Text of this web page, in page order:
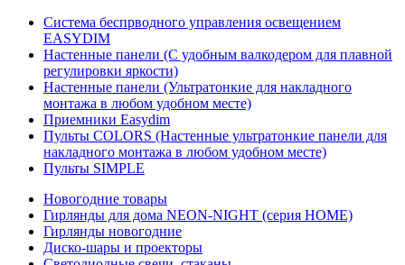
Система беспрводного управления освещением
EASYDIM
Настенные панели (С удобным валкодером для плавной
регулировки яркости)
Настенные панели (Ультратонкие для накладного
монтажа в любом удобном месте)
Приемники Easydim
Пульты COLORS (Настенные ультратонкие панели для
накладного монтажа в любом удобном месте)
Пульты SIMPLE
Новогодние товары
Гирлянды для дома NEON-NIGHT (серия HOME)
Гирлянды новогодние
Диско-шары и проекторы